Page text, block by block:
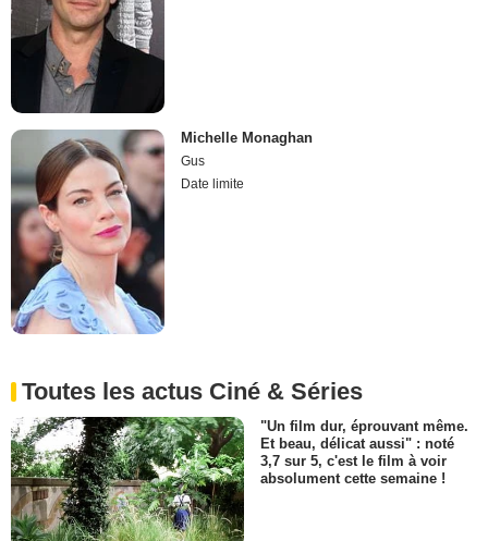
Michelle Monaghan
Gus
Date limite
Toutes les actus Ciné & Séries
"Un film dur, éprouvant même.
Et beau, délicat aussi" : noté
3,7 sur 5, c'est le film à voir
absolument cette semaine !